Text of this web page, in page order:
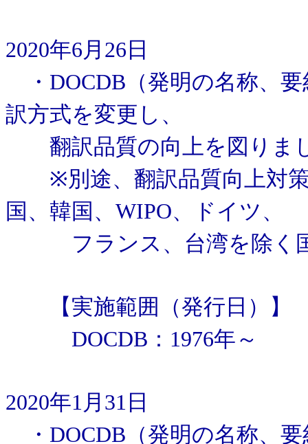
2020年6月26日
・DOCDB（発明の名称、
訳方式を変更し、
翻訳品質の向上を図りま
※別途、翻訳品質向上対策
国、韓国、WIPO、ドイツ、
フランス、台湾を除く国/
【実施範囲（発行日）】
DOCDB：1976年～
2020年1月31日
・DOCDB（発明の名称、